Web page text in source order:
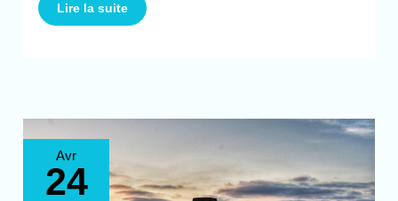
Lire la suite
Avr
24
signalisation
des
risques
dans